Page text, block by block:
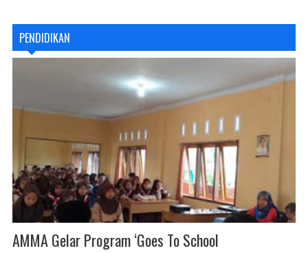
PENDIDIKAN
AMMA Gelar Program ‘Goes To School